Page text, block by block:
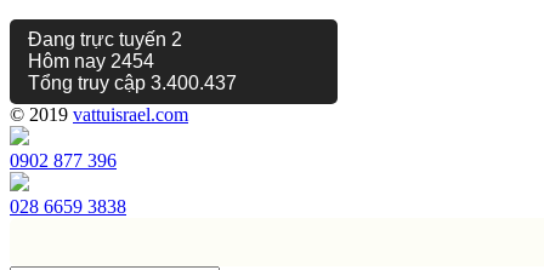
Đang trực tuyến 2
Hôm nay 2454
Tổng truy cập 3.400.437
© 2019 vattuisrael.com
0902 877 396
028 6659 3838